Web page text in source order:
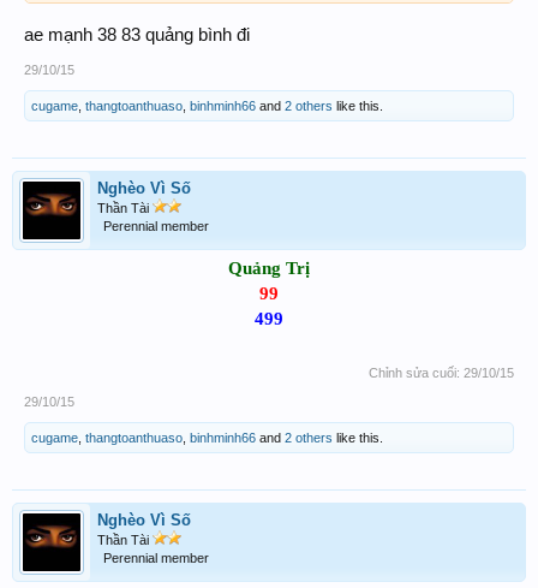
ae mạnh 38 83 quảng bình đi
29/10/15
cugame thangtoanthuaso binhminh66 and 2 others like this.
Nghèo Vì Số
Thần Tài
Perennial member
Quảng Trị
99
499
Chỉnh sửa cuối: 29/10/15
29/10/15
cugame thangtoanthuaso binhminh66 and 2 others like this.
Nghèo Vì Số
Thần Tài
Perennial member